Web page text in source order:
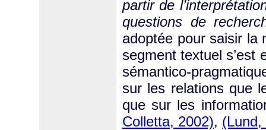
partir de
questions de
adoptée pour saisir la
segment textuel s’est
sémantico-
sur les relations que
que sur les
Colletta, 2002), (Lund,